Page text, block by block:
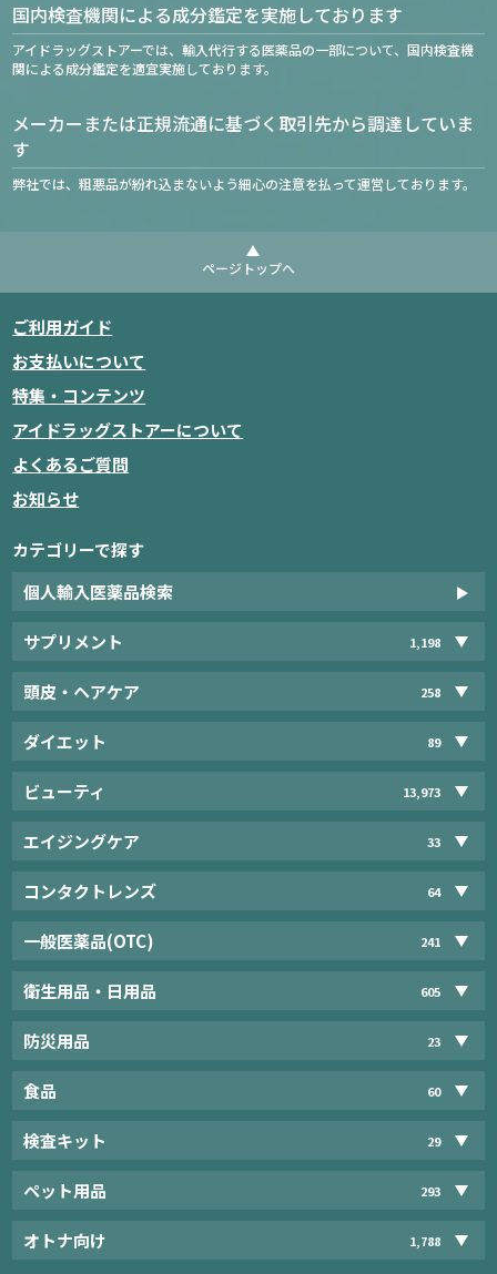
国内検査機関による成分鑑定を実施しております
アイドラッグストアーでは、輸入代行する医薬品の一部について、国内検査機
関による成分鑑定を適宜実施しております。
メーカーまたは正規流通に基づく取引先から調達していま
す
弊社では、粗悪品が紛れ込まないよう細心の注意を払って運営しております。
ページトップへ
ご利用ガイド
お支払いについて
特集・コンテンツ
アイドラッグストアーについて
よくあるご質問
お知らせ
カテゴリーで探す
個人輸入医薬品検索
サプリメント 1,198
頭皮・ヘアケア 258
ダイエット 89
ビューティ 13,973
エイジングケア 33
コンタクトレンズ 64
一般医薬品(OTC) 241
衛生用品・日用品 605
防災用品 23
食品 60
検査キット 29
ペット用品 293
オトナ向け 1,788